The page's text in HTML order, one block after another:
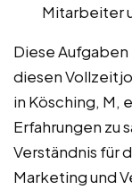
Mitarbeiter
Diese
diesen
in Kösching, M,
Erfahrungen zu
Verständnis für
Marketing und